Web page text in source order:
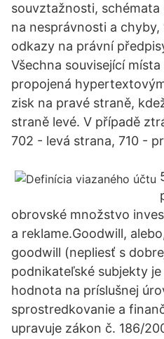
souvztažnosti,
na nesprávnosti a
odkazy na právní
Všechna související
propojená
zisk na pravé straně,
straně levé. V případě
702 - levá strana, 710 -
obrovské množstvo
a reklame.Goodwill,
goodwill (nepliesť s
podnikateľské subjekty
hodnota na príslušnej
sprostredkovanie a
upravuje zákon č. 186/